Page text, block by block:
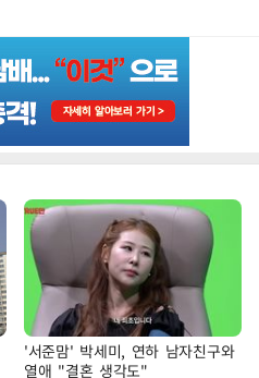
'서준맘' 박세미, 연하 남자친구와
열애 "결혼 생각도"